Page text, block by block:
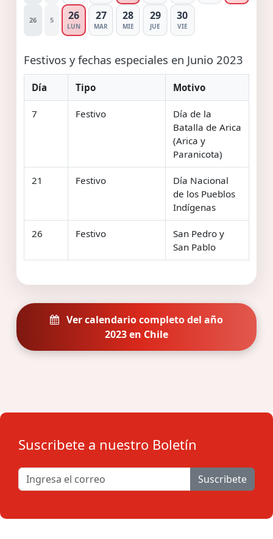
26 5 26
LUN
27
MAR
28
MIE
29
JUE
30
VIE
Festivos y fechas especiales en Junio 2023
Día Tipo Motivo
7 Festivo
Día de la
Batalla de Arica
(Arica y
Paranicota)
21 Festivo
Día Nacional
de los Pueblos
Indígenas
26 Festivo
San Pedro y
San Pablo
Ver calendario completo del año
2023 en Chile
Suscribete a nuestro Boletín
Suscribete